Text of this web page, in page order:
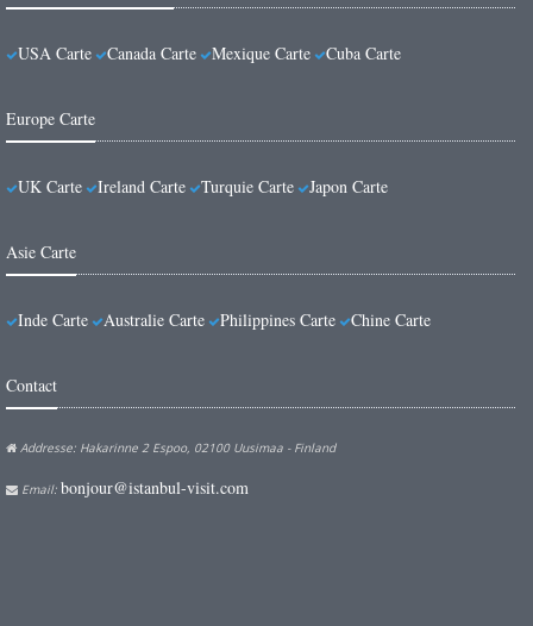
USA Carte Canada Carte Mexique Carte Cuba Carte
Europe Carte
UK Carte Ireland Carte Turquie Carte Japon Carte
Asie Carte
Inde Carte Australie Carte Philippines Carte Chine Carte
Contact
Addresse: Hakarinne 2 Espoo, 02100 Uusimaa - Finland
Email: bonjour@istanbul-visit.com